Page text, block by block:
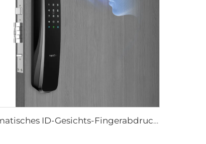
Automatisches ID-Gesichts-Fingerabdruck-Smart-Lock mit Tuya-WLAN-Kamera Tenon A9 Pro